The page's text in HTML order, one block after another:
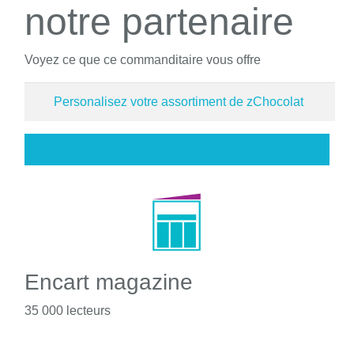
notre partenaire
Voyez ce que ce commanditaire vous offre
Personalisez votre assortiment de zChocolat
Encart magazine
35 000 lecteurs